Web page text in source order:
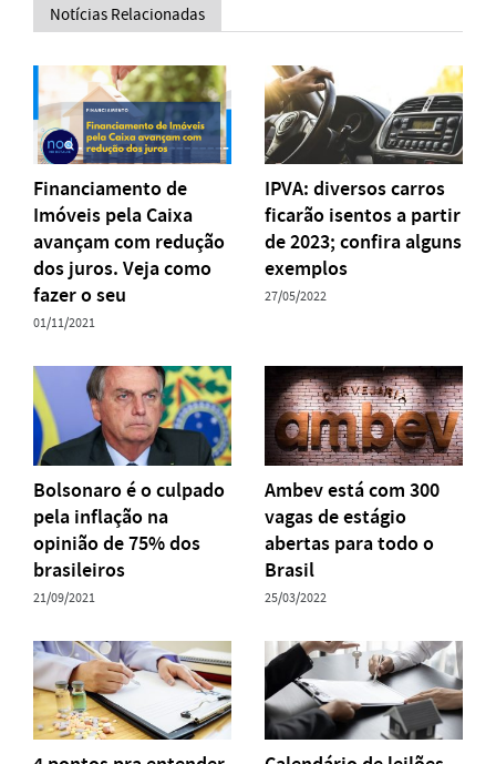
Notícias Relacionadas
Financiamento de
Imóveis pela Caixa
avançam com redução
dos juros. Veja como
fazer o seu
01/11/2021
IPVA: diversos carros
ficarão isentos a partir
de 2023; confira alguns
exemplos
27/05/2022
Bolsonaro é o culpado
pela inflação na
opinião de 75% dos
brasileiros
21/09/2021
Ambev está com 300
vagas de estágio
abertas para todo o
Brasil
25/03/2022